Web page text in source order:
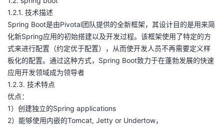
堂
我
的
课
程
我
的
认
我
的
我
我
的
技
术
支
我
的
云
声
1.2.1. 技术描述
Spring Boot是由Pivotal团队提供的全新框架，其设计目的是用来简
化新Spring应用的初始搭建以及开发过程。该框架使用了特定的方
式来进行配置（约定优于配置），从而使开发人员不再需要定义样
板化的配置。通过这种方式，Spring Boot致力于在蓬勃发展的快速
应用开发领域成为领导者
1.2.3. 技术特点
优点：
1）创建独立的Spring applications
2）能够使用内嵌的Tomcat, Jetty or Undertow，